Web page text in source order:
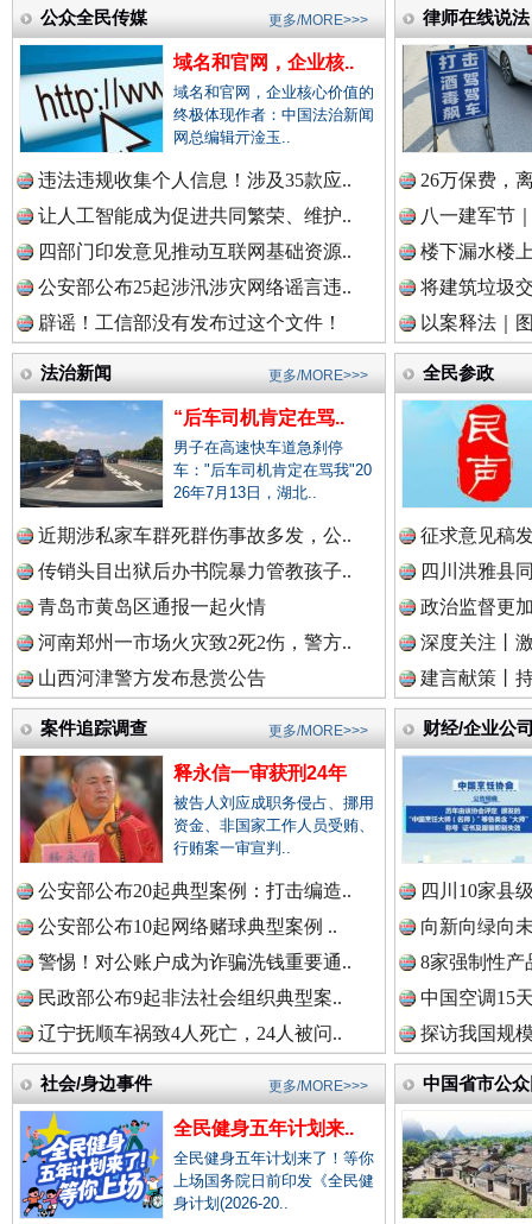
中国医药新闻网.
中国企业新闻网.
中国农业新闻网.
中国视频新闻网.
中国廉政法纪网.
中国律师在线.
中国参政网.中
中国全民新闻网.
中国公众新闻网.
中国公民新闻网.
中国公共新闻网.
一枚“钉子”竟然扎入要害部门
雄关漫道展新颜 “
衣柜里的秘密 高速路
春天里的科技盛宴
公众全民传媒
域名和官网，企业核..
域名和官网，企业核心价值的
终极体现作者：中国法治新闻
网总编辑亓淦玉..
违法违规收集个人信息！涉及35款应..
让人工智能成为促进共同繁荣、维护..
四部门印发意见推动互联网基础资源..
公安部公布25起涉汛涉灾网络谣言违..
辟谣！工信部没有发布过这个文件！
更多/MORE>>> 律师在线说法
26万保费，
八一建军节
楼下漏水楼
将建筑垃圾
以案释法｜
法治新闻
“后车司机肯定在骂..
男子在高速快车道急刹停
车："后车司机肯定在骂我"20
26年7月13日，湖北..
近期涉私家车群死群伤事故多发，公..
传销头目出狱后办书院暴力管教孩子..
青岛市黄岛区通报一起火情
河南郑州一市场火灾致2死2伤，警方..
山西河津警方发布悬赏公告
更多/MORE>>> 全民参政
征求意见稿
四川洪雅县
政治监督更
深度关注丨
建言献策丨
案件追踪调查
释永信一审获刑24年
被告人刘应成职务侵占、挪用
资金、非国家工作人员受贿、
行贿案一审宣判..
公安部公布20起典型案例：打击编造..
公安部公布10起网络赌球典型案例 ..
警惕！对公账户成为诈骗洗钱重要通..
民政部公布9起非法社会组织典型案..
辽宁抚顺车祸致4人死亡，24人被问..
更多/MORE>>> 财经/企业公
四川10家县
向新向绿向
8家强制性产
中国空调15
探访我国规
社会/身边事件
全民健身五年计划来..
全民健身五年计划来了！等你
上场国务院日前印发《全民健
身计划(2026-20..
更多/MORE>>> 中国省市公